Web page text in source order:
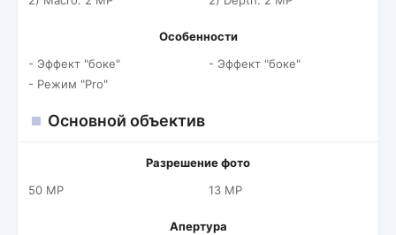
Особенности
- Эффект "боке"
- Режим "Pro"
- Эффект "боке"
Основной объектив
Разрешение фото
50 MP
13 MP
Апертура